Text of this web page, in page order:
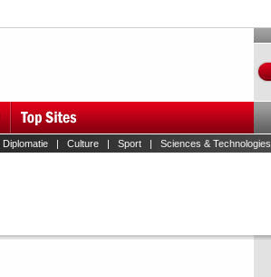
Diplomatie| Culture| Sport| Sciences & Technologies